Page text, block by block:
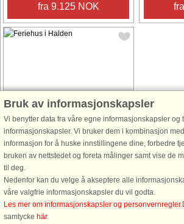
fra 9.125 NOK
Husnr: 48442
Halden
10 personer, 93 m²
600 m til kyst.
Hyggelig feriehus beliggende på
Buerskogen i Halden. Feriehuset har
spisestue med plass til 12, kjøkken,
gang, toalett med vask, bad med
vask, dusj og kombinert
Bruk av informasjonskapsler
Vi benytter data fra våre egne informasjonskapsler og
informasjonskapsler. Vi bruker dem i kombinasjon
informasjon for å huske innstillingene dine, forbedre
bruken av nettstedet og foreta målinger samt vise de
til deg.
Nedenfor kan du velge å akseptere alle
våre valgfrie informasjonskapsler du vil godta.
Les mer om informasjonskapsler og personvernregler
samtycke här.